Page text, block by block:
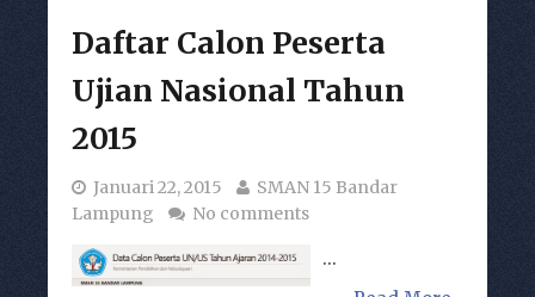
Daftar Calon Peserta
Ujian Nasional Tahun
2015
Januari 22, 2015
SMAN 15 Bandar
Lampung
No comments
...